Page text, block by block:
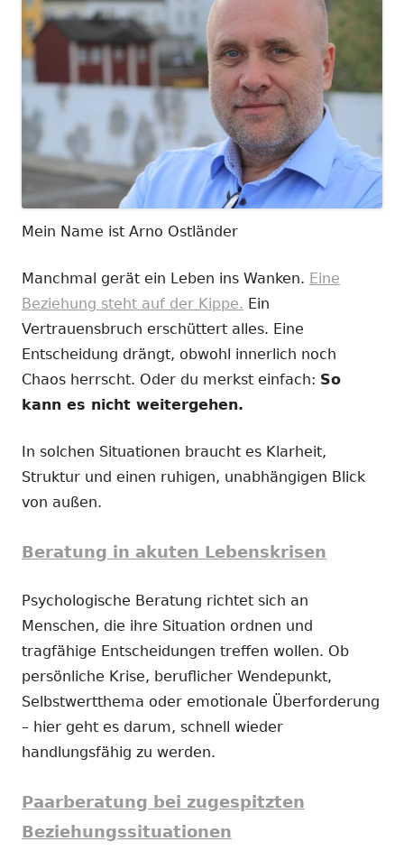
Mein Name ist Arno Ostländer
Manchmal gerät ein Leben ins Wanken. Eine
Beziehung steht auf der Kippe. Ein
Vertrauensbruch erschüttert alles. Eine
Entscheidung drängt, obwohl innerlich noch
Chaos herrscht. Oder du merkst einfach: So
kann es nicht weitergehen.
In solchen Situationen braucht es Klarheit,
Struktur und einen ruhigen, unabhängigen Blick
von außen.
Beratung in akuten Lebenskrisen
Psychologische Beratung richtet sich an
Menschen, die ihre Situation ordnen und
tragfähige Entscheidungen treffen wollen. Ob
persönliche Krise, beruflicher Wendepunkt,
Selbstwertthema oder emotionale Überforderung
– hier geht es darum, schnell wieder
handlungsfähig zu werden.
Paarberatung bei zugespitzten
Beziehungssituationen